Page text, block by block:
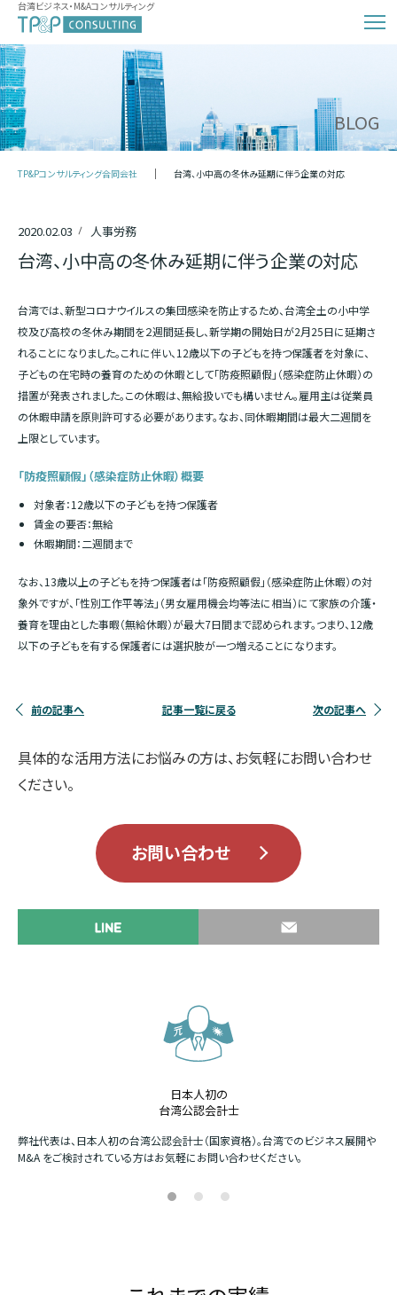
台湾ビジネス・M&Aコンサルティング
BLOG
TP&Pコンサルティング合同会社 台湾、小中高の冬休み延期に伴う企業の対応
2020.02.03 人事労務
台湾、小中高の冬休み延期に伴う企業の対応
台湾では、新型コロナウイルスの集団感染を防止するため、台湾全土の小中学
校及び高校の冬休み期間を２週間延長し、新学期の開始日が2月25日に延期さ
れることになりました。これに伴い、12歳以下の子どもを持つ保護者を対象に、
子どもの在宅時の養育のための休暇として「防疫照顧假」（感染症防止休暇）の
措置が発表されました。この休暇は、無給扱いでも構いません。雇用主は従業員
の休暇申請を原則許可する必要があります。なお、同休暇期間は最大二週間を
上限としています。
「防疫照顧假」（感染症防止休暇）概要
対象者：12歳以下の子どもを持つ保護者
賃金の要否：無給
休暇期間：二週間まで
なお、13歳以上の子どもを持つ保護者は「防疫照顧假」（感染症防止休暇）の対
象外ですが、「性別工作平等法」（男女雇用機会均等法に相当）にて家族の介護・
養育を理由とした事暇（無給休暇）が最大7日間まで認められます。つまり、12歳
以下の子どもを有する保護者には選択肢が一つ増えることになります。
前の記事へ 記事一覧に戻る 次の記事へ
具体的な活用方法にお悩みの方は、お気軽にお問い合わせ
ください。
お問い合わせ
日本人初の
台湾公認会計士
弊社代表は、日本人初の台湾公認会計士（国家資格）。台湾でのビジネス展開や
M&A をご検討されている方はお気軽にお問い合わせください。